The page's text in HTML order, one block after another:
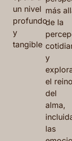
un nivel
profundo
y
tangible
más
de la
y
el reino
del
alma,
las